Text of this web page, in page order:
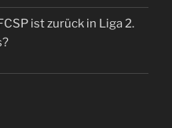
ist zurück in Liga 2.